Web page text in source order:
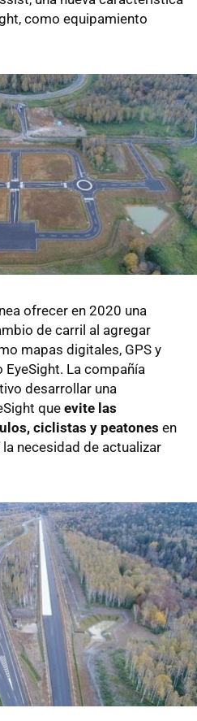
como equipamiento
ofrecer en 2020 una
de carril al agregar
mapas digitales, GPS y
EyeSight. La compañía
desarrollar una
que evite las
ciclistas y peatones en
necesidad de actualizar